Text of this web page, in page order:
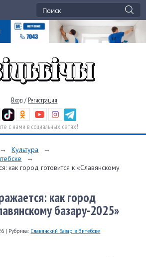
Вход / Регистрация
с нами в социальных сетях!
→ Культура
→
→
как город готовится к «Славянскому
как город
базару-2025»
| Рубрика: Славянский Базар в Витебске